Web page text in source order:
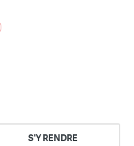
S'Y RENDRE